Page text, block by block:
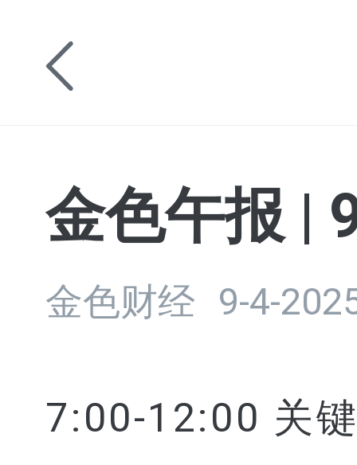
金色午报 |
金色财经 9-4-
7:00-12:00 关